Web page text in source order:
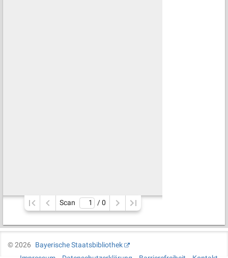
Scan / 0
©2026
Bayerische Staatsbibliothek